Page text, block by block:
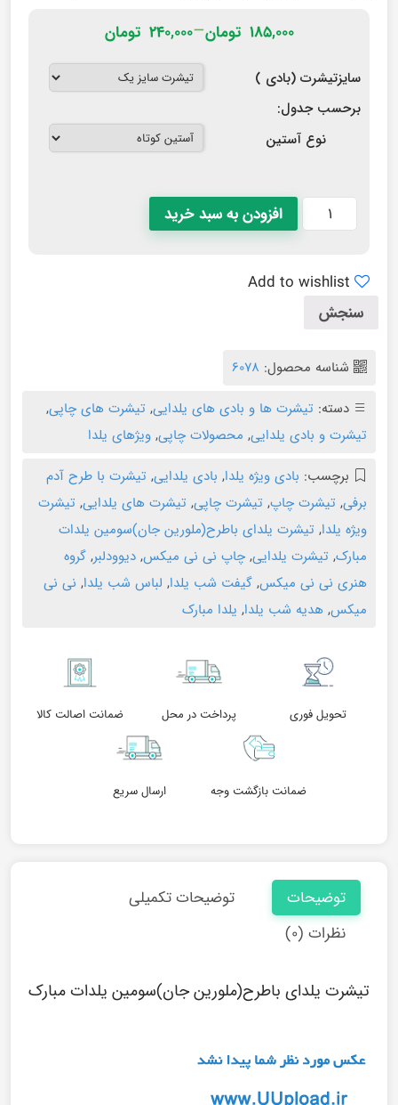
۱۸۵,۰۰۰ تومان–۲۴۰,۰۰۰ تومان
سایزتیشرت (بادی )
برحسب جدول:
نوع آستین
افزودن به سبد خرید
Add to wishlist
سنجش
شناسه محصول: ۶۰۷۸
دسته: تیشرت ها و بادی های یلدایی, تیشرت های چاپی,
تیشرت و بادی یلدایی, محصولات چاپی, ویژهای یلدا
برچسب: بادی ویژه یلدا, بادی یلدایی, تیشرت با طرح آدم
برفی, تیشرت چاپ, تیشرت چاپی, تیشرت های یلدایی, تیشرت
ویژه یلدا, تیشرت یلدای باطرح(ملورین جان)سومین یلدات
مبارک, تیشرت یلدایی, چاپ نی نی میکس, دیوودلبر, گروه
هنری نی نی میکس, گیفت شب یلدا, لباس شب یلدا, نی نی
میکس, هدیه شب یلدا, یلدا مبارک
تحویل فوری پرداخت در محل ضمانت اصالت کالا
ضمانت بازگشت وجه ارسال سریع
توضیحات
توضیحات تکمیلی
نظرات (۰)
تیشرت یلدای باطرح(ملورین جان)سومین یلدات مبارک